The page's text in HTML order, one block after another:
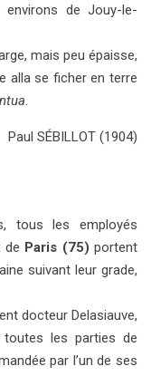
environs de Jouy-le-
mais peu épaisse,
alla se ficher en terre
.
Paul SÉBILLOT (1904)
tous les employés
de Paris (75) portent
suivant leur grade,
docteur Delasiauve,
les parties de
par l’un de ses